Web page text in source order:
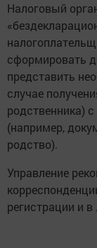
Налоговый
сформировать
представить
случае
родственника)
(например,
родство).
Управление
регистрации и